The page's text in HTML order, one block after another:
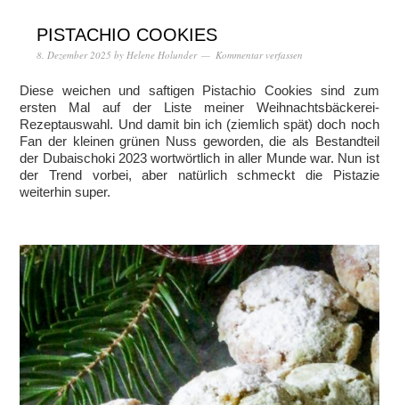
PISTACHIO COOKIES
8. Dezember 2025 by Helene Holunder Kommentar verfassen
Diese weichen und saftigen Pistachio Cookies sind zum
ersten Mal auf der Liste meiner Weihnachtsbäckerei-
Rezeptauswahl. Und damit bin ich (ziemlich spät) doch noch
Fan der kleinen grünen Nuss geworden, die als Bestandteil
der Dubaischoki 2023 wortwörtlich in aller Munde war. Nun ist
der Trend vorbei, aber natürlich schmeckt die Pistazie
weiterhin super.